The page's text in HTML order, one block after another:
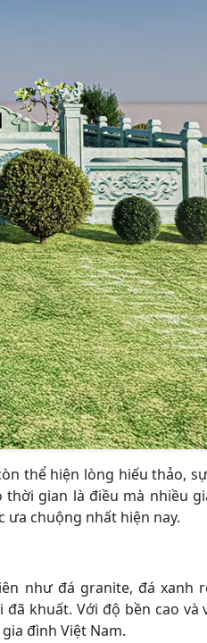
thể hiện lòng hiếu thảo,
thời gian là điều mà nhiều
ưa chuộng nhất hiện nay.
như đá granite, đá xanh
khuất. Với độ bền cao và
đình Việt Nam.